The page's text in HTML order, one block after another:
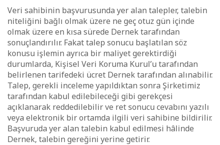
Veri sahibinin başvurusunda yer alan talepler, talebin
niteliğini bağlı olmak üzere ne geç otuz gün içinde
olmak üzere en kısa sürede Dernek tarafından
sonuçlandırılır. Fakat talep sonucu başlatılan söz
konusu işlemin ayrıca bir maliyet gerektirdiği
durumlarda, Kişisel Veri Koruma Kurul’u tarafından
belirlenen tarifedeki ücret Dernek tarafından alınabilir.
Talep, gerekli inceleme yapıldıktan sonra Şirketimiz
tarafından kabul edilebileceği gibi gerekçesi
açıklanarak reddedilebilir ve ret sonucu cevabını yazılı
veya elektronik bir ortamda ilgili veri sahibine bildirilir.
Başvuruda yer alan talebin kabul edilmesi hâlinde
Dernek, talebin gereğini yerine getirir.